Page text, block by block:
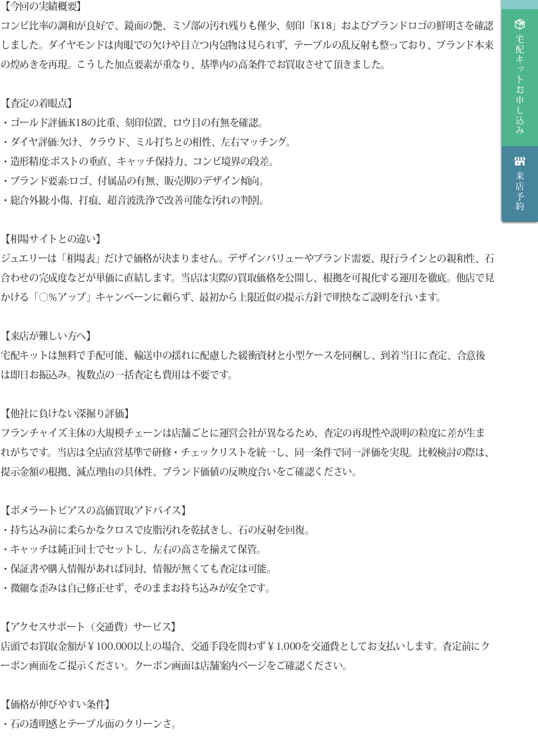
【今回の実績概要】
コンビ比率の調和が良好で、鏡面の艶、ミゾ部の汚れ残りも僅少、刻印「K18」およびブランドロゴの鮮明さを確認
しました。ダイヤモンドは肉眼での欠けや目立つ内包物は見られず、テーブルの乱反射も整っており、ブランド本来
の煌めきを再現。こうした加点要素が重なり、基準内の高条件でお買取させて頂きました。
【査定の着眼点】
・ゴールド評価:K18の比重、刻印位置、ロウ目の有無を確認。
・ダイヤ評価:欠け、クラウド、ミル打ちとの相性、左右マッチング。
・造形精度:ポストの垂直、キャッチ保持力、コンビ境界の段差。
・ブランド要素:ロゴ、付属品の有無、販売期のデザイン傾向。
・総合外観:小傷、打痕、超音波洗浄で改善可能な汚れの判別。
【相場サイトとの違い】
ジュエリーは「相場表」だけで価格が決まりません。デザインバリューやブランド需要、現行ラインとの親和性、石
合わせの完成度などが単価に直結します。当店は実際の買取価格を公開し、根拠を可視化する運用を徹底。他店で見
かける「○％アップ」キャンペーンに頼らず、最初から上限近似の提示方針で明快なご説明を行います。
【来店が難しい方へ】
宅配キットは無料で手配可能、輸送中の揺れに配慮した緩衝資材と小型ケースを同梱し、到着当日に査定、合意後
は即日お振込み。複数点の一括査定も費用は不要です。
【他社に負けない深掘り評価】
フランチャイズ主体の大規模チェーンは店舗ごとに運営会社が異なるため、査定の再現性や説明の粒度に差が生ま
れがちです。当店は全店直営基準で研修・チェックリストを統一し、同一条件で同一評価を実現。比較検討の際は、
提示金額の根拠、減点理由の具体性、ブランド価値の反映度合いをご確認ください。
【ポメラートピアスの高価買取アドバイス】
・持ち込み前に柔らかなクロスで皮脂汚れを乾拭きし、石の反射を回復。
・キャッチは純正同士でセットし、左右の高さを揃えて保管。
・保証書や購入情報があれば同封、情報が無くても査定は可能。
・微細な歪みは自己修正せず、そのままお持ち込みが安全です。
【アクセスサポート（交通費）サービス】
店頭でお買取金額が￥100,000以上の場合、交通手段を問わず￥1,000を交通費としてお支払いします。査定前にク
ーポン画面をご提示ください。クーポン画面は店舗案内ページをご確認ください。
【価格が伸びやすい条件】
・石の透明感とテーブル面のクリーンさ。
宅配キットお申し込み
来店予約